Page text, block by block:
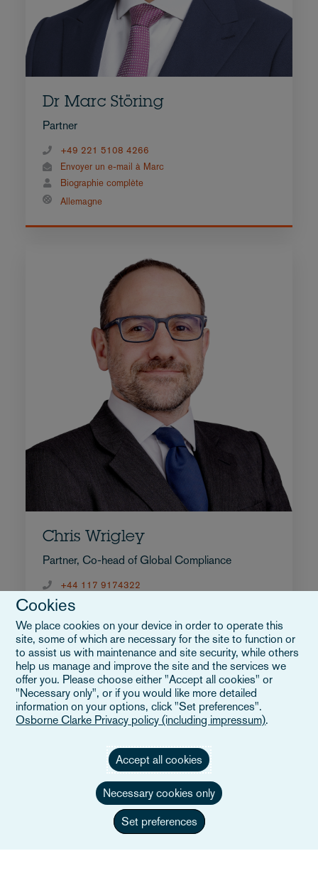
Dr Marc Störing
Partner
+49 221 5108 4266
Envoyer un e-mail à Marc
Biographie complète
Allemagne
Chris Wrigley
Partner, Co-head of Global Compliance
+44 117 9174322
Envoyer un e-mail à Chris
Royaume-Uni
Cookies
We place cookies on your device in order to operate this
site, some of which are necessary for the site to function or
to assist us with maintenance and site security, while others
help us manage and improve the site and the services we
offer you. Please choose either "Accept all cookies" or
"Necessary only", or if you would like more detailed
information on your options, click "Set preferences".
Osborne Clarke Privacy policy (including impressum).
Accept all cookies
Necessary cookies only
Set preferences